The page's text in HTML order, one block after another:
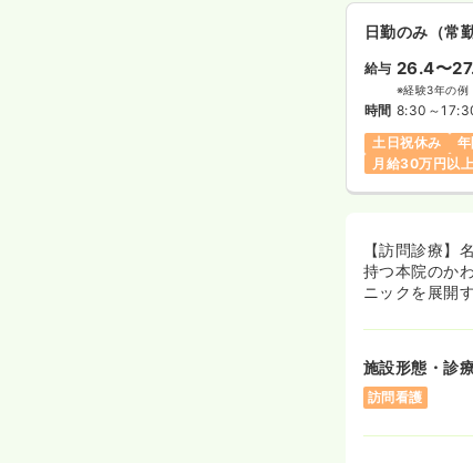
日勤のみ（常勤
給与 26.4〜
※経験3年の例
時間 8:30～
土日祝休み
月給30万円以
【訪問診療】
持つ本院のか
ニックを展開
施設形態・診
訪問看護